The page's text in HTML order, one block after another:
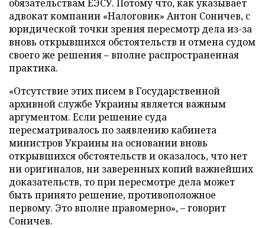
обязательствам ЕЭСУ. Потому что, как указывает
адвокат компании «Налоговик» Антон Соничев, с
юридической точки зрения пересмотр дела из-за
вновь открывшихся обстоятельств и отмена судом
своего же решения – вполне распространенная
практика.
«Отсутствие этих писем в Государственной
архивной службе Украины является важным
аргументом. Если решение суда
пересматривалось по заявлению кабинета
министров Украины на основании вновь
открывшихся обстоятельств и оказалось, что нет
ни оригиналов, ни заверенных копий важнейших
доказательств, то при пересмотре дела может
быть принято решение, противоположное
первому. Это вполне правомерно», – говорит
Соничев.